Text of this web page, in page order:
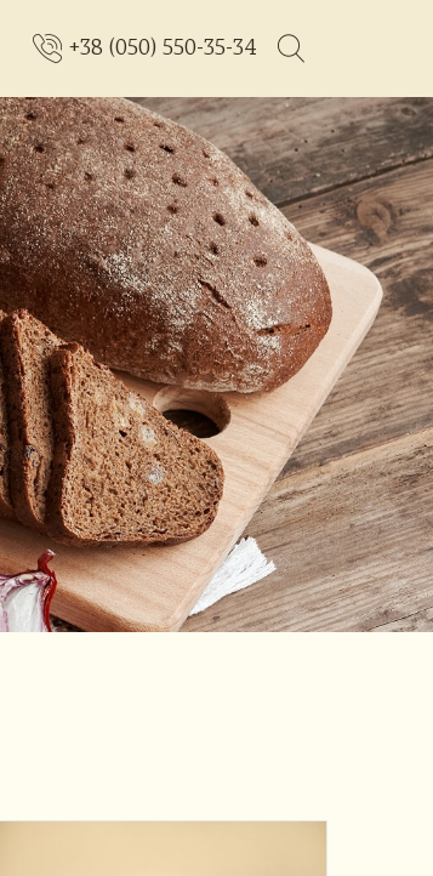
+38 (050) 550-35-34